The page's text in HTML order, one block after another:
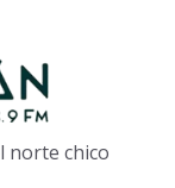
norte chico